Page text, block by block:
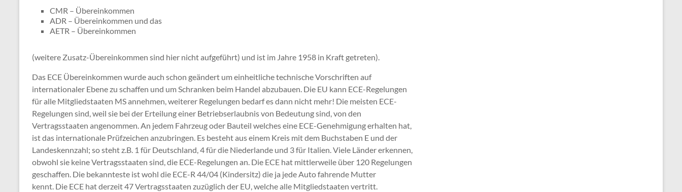
CMR – Übereinkommen
ADR – Übereinkommen und das
AETR – Übereinkommen
(weitere Zusatz-Übereinkommen sind hier nicht aufgeführt) und ist im Jahre 1958 in Kraft getreten).
Das ECE Übereinkommen wurde auch schon geändert um einheitliche technische Vorschriften auf
internationaler Ebene zu schaffen und um Schranken beim Handel abzubauen. Die EU kann ECE-Regelungen
für alle Mitgliedstaaten MS annehmen, weiterer Regelungen bedarf es dann nicht mehr! Die meisten ECE-
Regelungen sind, weil sie bei der Erteilung einer Betriebserlaubnis von Bedeutung sind, von den
Vertragsstaaten angenommen. An jedem Fahrzeug oder Bauteil welches eine ECE-Genehmigung erhalten hat,
ist das internationale Prüfzeichen anzubringen. Es besteht aus einem Kreis mit dem Buchstaben E und der
Landeskennzahl; so steht z.B. 1 für Deutschland, 4 für die Niederlande und 3 für Italien. Viele Länder erkennen,
obwohl sie keine Vertragsstaaten sind, die ECE-Regelungen an. Die ECE hat mittlerweile über 120 Regelungen
geschaffen. Die bekannteste ist wohl die ECE-R 44/04 (Kindersitz) die ja jede Auto fahrende Mutter
kennt. Die ECE hat derzeit 47 Vertragsstaaten zuzüglich der EU, welche alle Mitgliedstaaten vertritt.